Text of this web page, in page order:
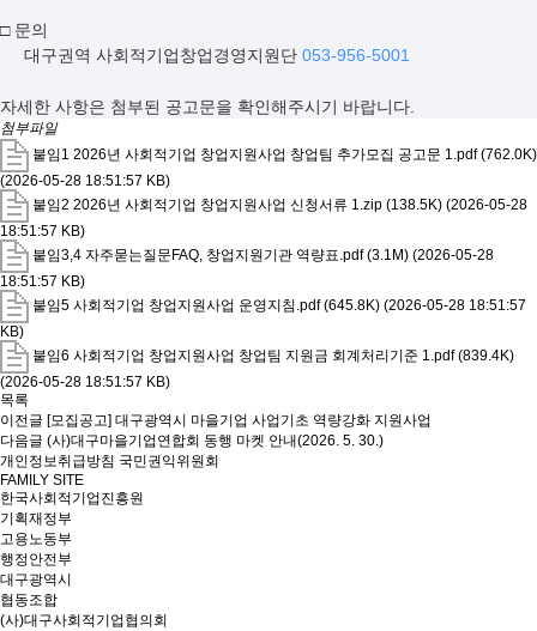
□ 문의
대구권역 사회적기업창업경영지원단 053-956-5001
자세한 사항은 첨부된 공고문을 확인해주시기 바랍니다.
첨부파일
붙임1 2026년 사회적기업 창업지원사업 창업팀 추가모집 공고문 1.pdf (762.0K)
(2026-05-28 18:51:57 KB)
붙임2 2026년 사회적기업 창업지원사업 신청서류 1.zip (138.5K) (2026-05-28
18:51:57 KB)
붙임3,4 자주묻는질문FAQ, 창업지원기관 역량표.pdf (3.1M) (2026-05-28
18:51:57 KB)
붙임5 사회적기업 창업지원사업 운영지침.pdf (645.8K) (2026-05-28 18:51:57
KB)
붙임6 사회적기업 창업지원사업 창업팀 지원금 회계처리기준 1.pdf (839.4K)
(2026-05-28 18:51:57 KB)
목록
이전글 [모집공고] 대구광역시 마을기업 사업기초 역량강화 지원사업
다음글 (사)대구마을기업연합회 동행 마켓 안내(2026. 5. 30.)
개인정보취급방침 국민권익위원회
FAMILY SITE
한국사회적기업진흥원
기획재정부
고용노동부
행정안전부
대구광역시
협동조합
(사)대구사회적기업협의회